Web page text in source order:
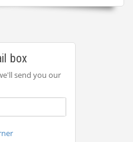
box
send you our